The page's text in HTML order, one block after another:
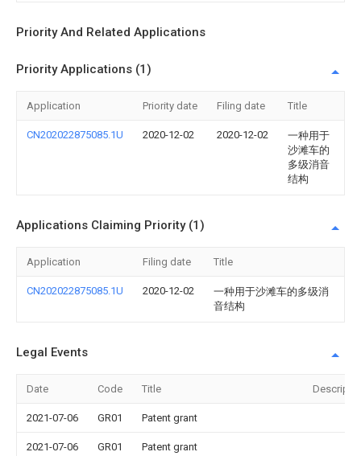
Priority And Related Applications
Priority Applications (1)
Application Priority date Filing date Title
CN202022875085.1U 2020-12-02 2020-12-02
一种用于
沙滩车的
多级消音
结构
Applications Claiming Priority (1)
Application Filing date Title
CN202022875085.1U 2020-12-02
一种用于沙滩车的多级消
音结构
Legal Events
Date Code Title
2021-07-06 GR01 Patent grant
2021-07-06 GR01 Patent grant